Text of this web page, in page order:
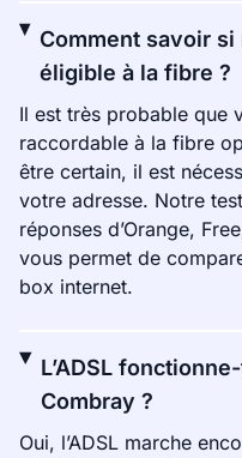
Comment savoir
éligible à la fibre ?
Il est très probable que
raccordable à la fibre
être certain, il est
votre adresse. Notre
réponses d’Orange,
vous permet de
box internet.
L’ADSL
Combray ?
Oui, l’ADSL marche